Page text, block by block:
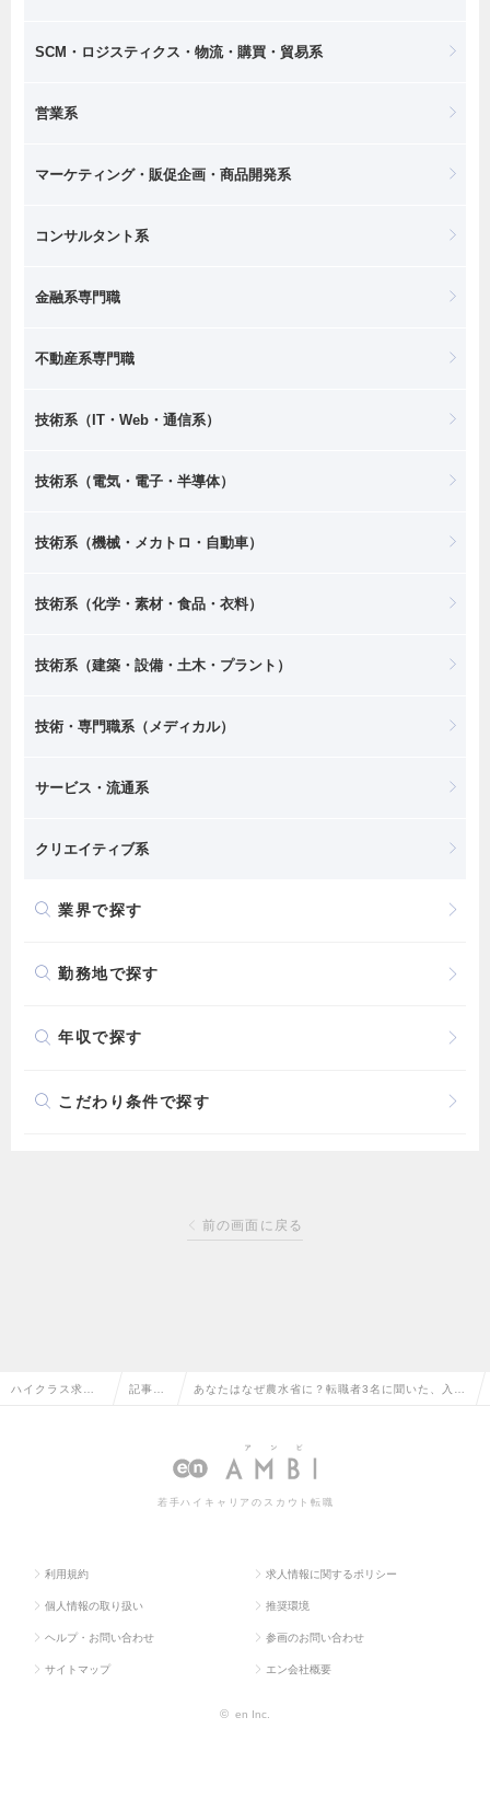
SCM・ロジスティクス・物流・購買・貿易系
営業系
マーケティング・販促企画・商品開発系
コンサルタント系
金融系専門職
不動産系専門職
技術系（IT・Web・通信系）
技術系（電気・電子・半導体）
技術系（機械・メカトロ・自動車）
技術系（化学・素材・食品・衣料）
技術系（建築・設備・土木・プラント）
技術・専門職系（メディカル）
サービス・流通系
クリエイティブ系
業界で探す
勤務地で探す
年収で探す
こだわり条件で探す
前の画面に戻る
ハイクラス求人T 記事一 あなたはなぜ農水省に？転職者3名に聞いた、入省
若手ハイキャリアのスカウト転職
利用規約 求人情報に関するポリシー
個人情報の取り扱い 推奨環境
ヘルプ・お問い合わせ 参画のお問い合わせ
サイトマップ エン会社概要
© en Inc.